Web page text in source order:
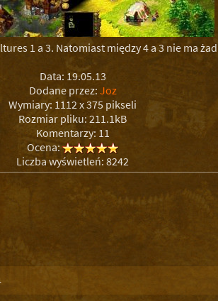
1 a 3. Natomiast między 4 a 3 nie ma
Data: 19.05.13
Dodane przez: Joz
Wymiary: 1112 x 375 pikseli
Rozmiar pliku: 211.1kB
Komentarzy: 11
Ocena:
Liczba wyświetleń: 8242